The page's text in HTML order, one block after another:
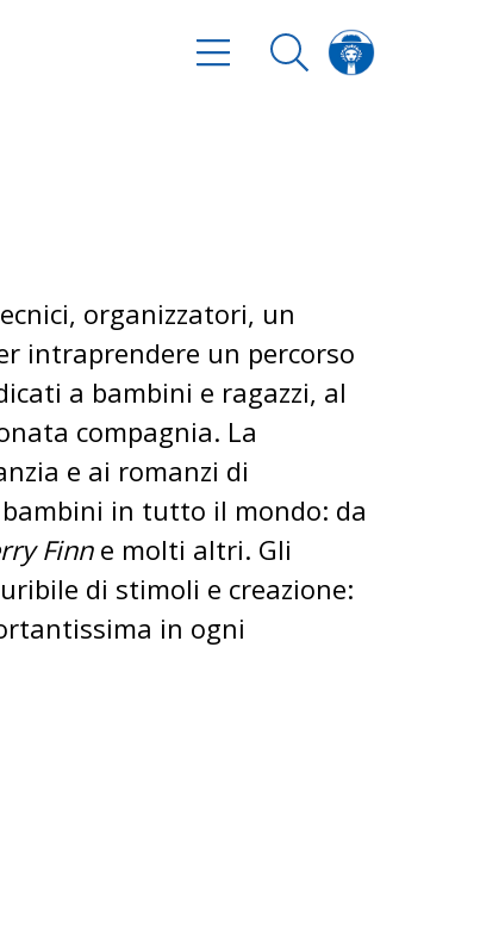
organizzatori, un
intraprendere un percorso
a bambini e ragazzi, al
compagnia. La
e ai romanzi di
in tutto il mondo: da
Finn e molti altri. Gli
di stimoli e creazione:
in ogni